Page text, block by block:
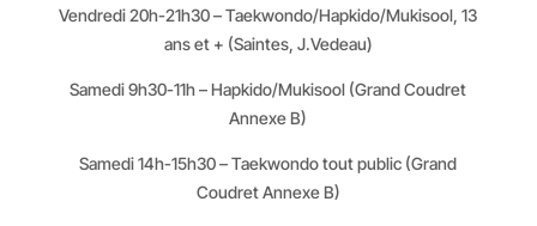
Vendredi 20h-21h30 – Taekwondo/Hapkido/Mukisool, 13
ans et + (Saintes, J.Vedeau)
Samedi 9h30-11h – Hapkido/Mukisool (Grand Coudret
Annexe B)
Samedi 14h-15h30 – Taekwondo tout public (Grand
Coudret Annexe B)